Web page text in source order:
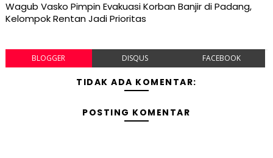
Wagub Vasko Pimpin Evakuasi Korban Banjir di Padang,
Kelompok Rentan Jadi Prioritas
BLOGGER DISQUS FACEBOOK
TIDAK ADA KOMENTAR:
POSTING KOMENTAR